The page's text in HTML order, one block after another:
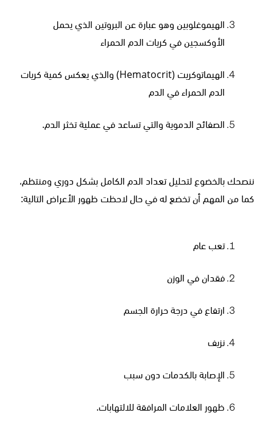
الهيموغلوبين وهو عبارة عن البروتين الذي يحمل
الأوكسجين في كريات الدم الحمراء
الهيماتوكريت (Hematocrit) والذي يعكس كمية كريات
الدم الحمراء في الدم
الصفائح الدموية والتي تساعد في عملية تخثر الدم.
ننصحك بالخضوع لتحليل تعداد الدم الكامل بشكل دوري ومنتظم،
كما من المهم أن تخضع له في حال لاحظت ظهور الأعراض التالية:
تعب عام
فقدان في الوزن
ارتفاع في درجة حرارة الجسم
نزيف
الإصابة بالكدمات دون سبب
ظهور العلامات المرافقة للالتهابات.